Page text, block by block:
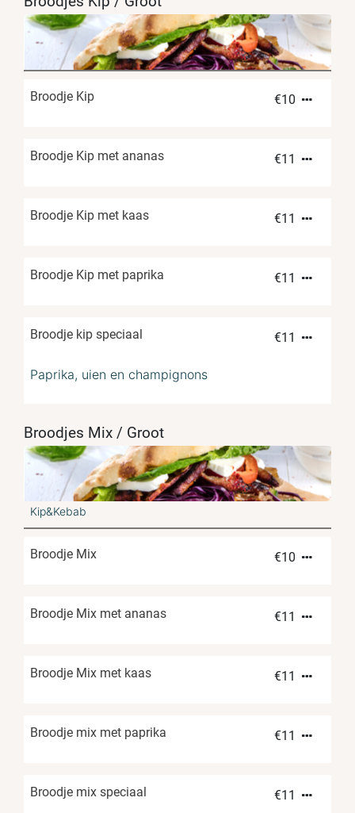
Broodje Kip €10
Broodje Kip met ananas €11
Broodje Kip met kaas €11
Broodje Kip met paprika €11
Broodje kip speciaal €11
Paprika, uien en champignons
Broodjes Mix / Groot
Kip&Kebab
Broodje Mix €10
Broodje Mix met ananas €11
Broodje Mix met kaas €11
Broodje mix met paprika €11
Broodje mix speciaal €11